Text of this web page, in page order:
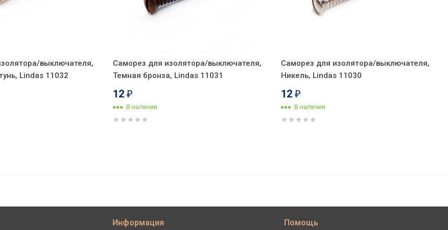
выключателя,
Lindas 11032
Саморез для изолятора/выключателя,
Темная бронза, Lindas 11031
12 ₽
В наличии
Саморез для изолятора/выключателя,
Никель, Lindas 11030
12 ₽
В наличии
Информация Помощь